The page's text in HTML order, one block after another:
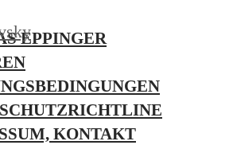
EPPINGER
KONTAKT